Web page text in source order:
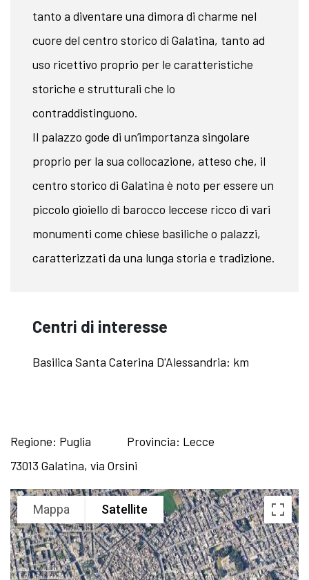
tanto a diventare una dimora di charme nel
cuore del centro storico di Galatina, tanto ad
uso ricettivo proprio per le caratteristiche
storiche e strutturali che lo
contraddistinguono.
Il palazzo gode di un’importanza singolare
proprio per la sua collocazione, atteso che, il
centro storico di Galatina è noto per essere un
piccolo gioiello di barocco leccese ricco di vari
monumenti come chiese basiliche o palazzi,
caratterizzati da una lunga storia e tradizione.
Centri di interesse
Basilica Santa Caterina D'Alessandria: km
Regione: Puglia
Provincia: Lecce
73013 Galatina, via Orsini
Mappa Satellite